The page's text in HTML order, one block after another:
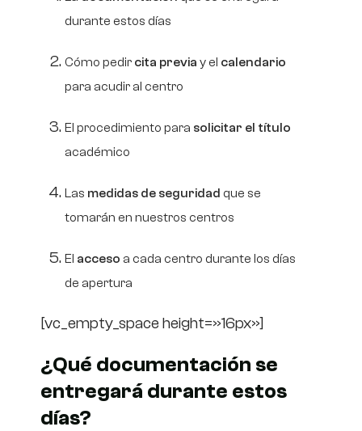
durante estos días
Cómo pedir cita previa y el calendario
para acudir al centro
El procedimiento para solicitar el título
académico
Las medidas de seguridad que se
tomarán en nuestros centros
El acceso a cada centro durante los días
de apertura
[vc_empty_space height=»16px»]
¿Qué documentación se
entregará durante estos
días?